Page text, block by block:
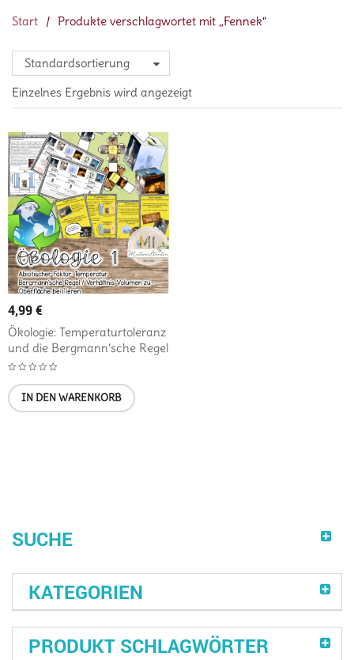
Start / Produkte verschlagwortet mit „Fennek“
SUCHE
KATEGORIEN
PRODUKT SCHLAGWÖRTER
Standardsortierung
Einzelnes Ergebnis wird angezeigt
4,99€
Ökologie: Temperaturtoleranz
und die Bergmann’sche Regel
IN DEN WARENKORB